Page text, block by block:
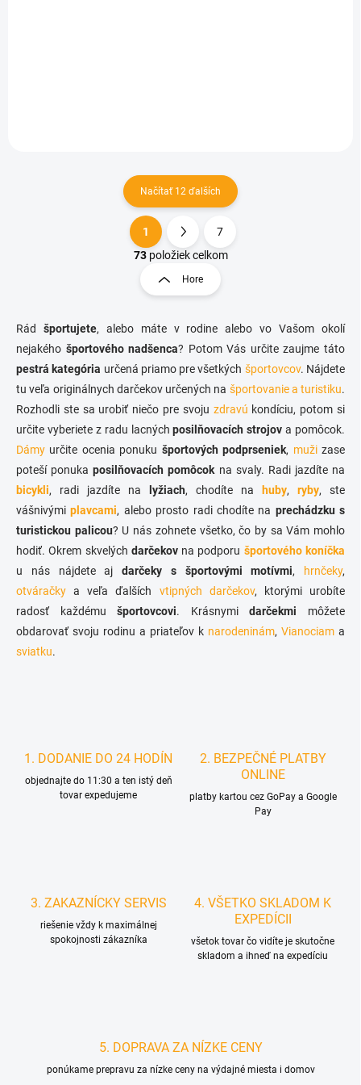
O
v
á
d
c
i
p
r
v
y
v
ý
p
i
s
u
Načítať 12 ďalších
S
t
r
á
k
o
v
a
n
i
e
1
7
73položiek celkom
Hore
Rád športujete, alebo máte v rodine alebo vo Vašom okolí
nejakého športového nadšenca? Potom Vás určite zaujme táto
pestrá kategória určená priamo pre všetkých športovcov. Nájdete
tu veľa originálnych darčekov určených na športovanie a turistiku.
Rozhodli ste sa urobiť niečo pre svoju zdravú kondíciu, potom si
určite vyberiete z radu lacnýchposilňovacích strojov a pomôcok.
Dámy určite ocenia ponuku športových podprseniek, mužizase
poteší ponukaposilňovacích pomôcokna svaly. Radi jazdíte na
bicykli, radi jazdíte na lyžiach, chodíte na huby, ryby, ste
vášnivýmiplavcami, alebo prosto radi chodíte na prechádzku s
turistickou palicou? U nás zohnete všetko, čo by sa Vám mohlo
hodiť. Okrem skvelých darčekovna podporu športového koníčka
u nás nájdete aj darčeky s športovými motívmi, hrnčeky,
otváračky a veľa ďalších vtipných darčekov, ktorými urobíte
radosť každémušportovcovi. Krásnymidarčekmi môžete
obdarovať svoju rodinu a priateľov k narodeninám, Vianociam a
sviatku.
1. DODANIE DO 24 HODÍN
objednajte do 11:30 a ten istý deň
tovar expedujeme
2. BEZPEČNÉ PLATBY
ONLINE
platby kartou cez GoPay a Google
Pay
3. ZAKAZNÍCKY SERVIS
riešenie vždy k maximálnej
spokojnosti zákazníka
4. VŠETKO SKLADOM K
EXPEDÍCII
všetok tovar čo vidíte je skutočne
skladom a ihneď na expedíciu
5. DOPRAVA ZA NÍZKE CENY
ponúkame prepravu za nízke ceny na výdajné miesta i domov